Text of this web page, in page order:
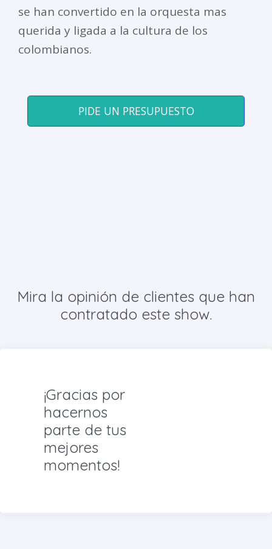
se han convertido en la orquesta mas
querida y ligada a la cultura de los
colombianos.
PIDE UN PRESUPUESTO
Mira la opinión de clientes que han
contratado este show.
¡Gracias por
hacernos
parte de tus
mejores
momentos!